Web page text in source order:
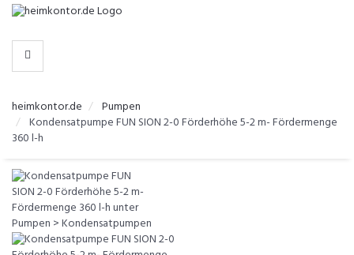
-
KATEGORIEN
heimkontor.de
Pumpen
Kondensatpumpe FUN SION 2-0 Förderhöhe 5-2 m- Fördermenge
360 l-h